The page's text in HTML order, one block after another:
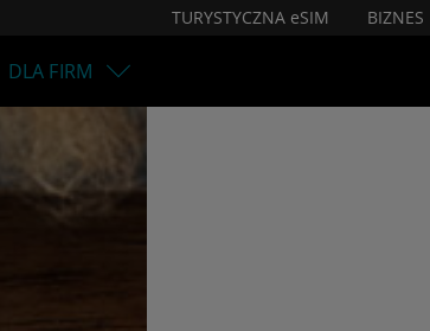
TURYSTYCZNA eSIM BIZNES
DLA FIRM